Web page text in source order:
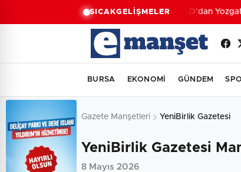
SICAKGELİŞMELERAFAD’dan
BURSA EKONOMİ GÜNDEM
Gazete Manşetleri YeniBirlik Gazetesi
YeniBirlik Gazetesi
8 Mayıs 2026